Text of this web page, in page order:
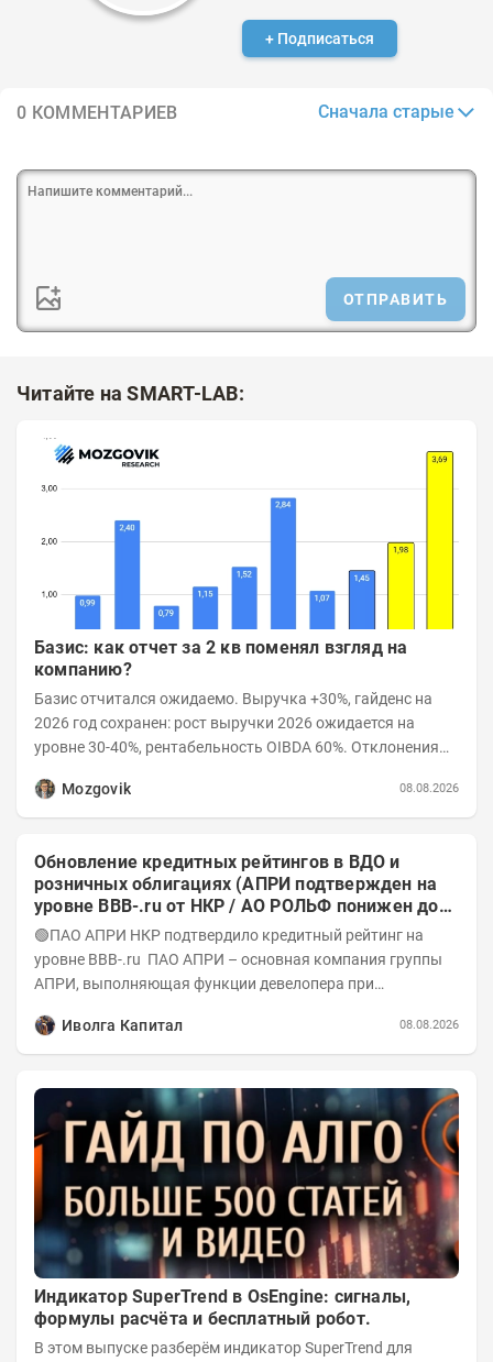
+ Подписаться
0 КОММЕНТАРИЕВ Сначала старые
ОТПРАВИТЬ
Читайте на SMART-LAB:
Базис: как отчет за 2 кв поменял взгляд на
компанию?
Базис отчитался ожидаемо. Выручка +30%, гайденс на
2026 год сохранен: рост выручки 2026 ожидается на
уровне 30-40%, рентабельность OIBDA 60%. Отклонения
Mozgovik
08.08.2026
Обновление кредитных рейтингов в ВДО и
розничных облигациях (АПРИ подтвержден на
уровне BBB-.ru от НКР / АО РОЛЬФ понижен до
А-(RU) / Элит Строй присвоен на уровне BBB.ru)
🟢ПАО АПРИ НКР подтвердило кредитный рейтинг на
уровне BBB-.ru ПАО АПРИ – основная компания группы
АПРИ, выполняющая функции девелопера при
Иволга Капитал
08.08.2026
Индикатор SuperTrend в OsEngine: сигналы,
формулы расчёта и бесплатный робот.
В этом выпуске разберём индикатор SuperTrend для